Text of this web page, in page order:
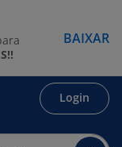
Login
BAIXAR